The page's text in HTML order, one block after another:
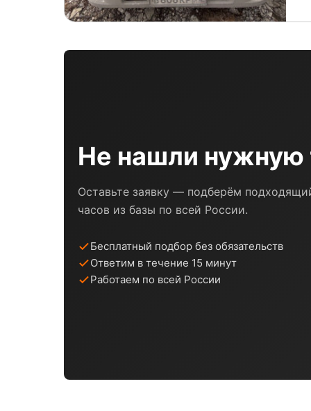
Не нашли нужную
Оставьте заявку — подберём
часов из базы по всей России.
Бесплатный подбор без обязательств
Ответим в течение 15 минут
Работаем по всей России